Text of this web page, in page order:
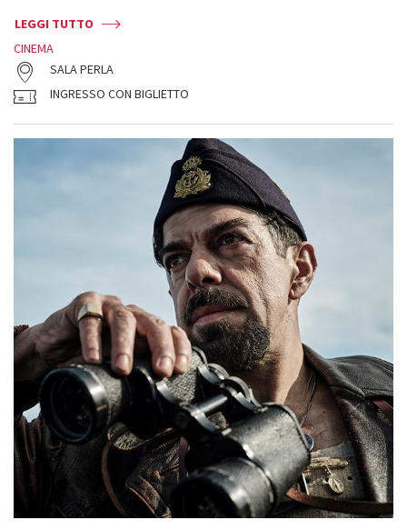
LEGGI TUTTO
CINEMA
SALA PERLA
INGRESSO CON BIGLIETTO